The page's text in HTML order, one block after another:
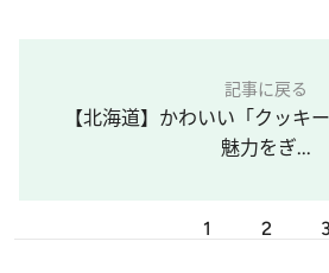
記事に戻る
【北海道】かわいい「クッキ
魅力をぎ...
1 2 3